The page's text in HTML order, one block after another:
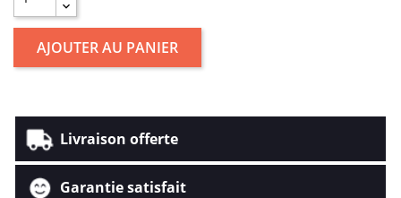
AJOUTER AU PANIER
Livraison offerte
Garantie satisfait